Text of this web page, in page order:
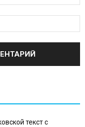
текст с